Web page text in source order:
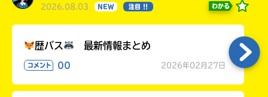
2026.08.03 NEW 注目 !! わかる
歴バス 最新情報まとめ
コメント 00 2026年02月27日